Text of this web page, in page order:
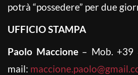
potrà “possedere” per due
UFFICIO STAMPA
Paolo Maccione– Mob. +39
mail: